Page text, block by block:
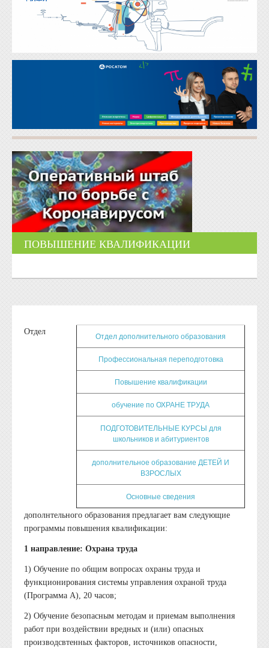
ПОВЫШЕНИЕ КВАЛИФИКАЦИИ
Отдел дополнительного образования
Профессиональная переподготовка
Повышение квалификации
обучение по ОХРАНЕ ТРУДА
ПОДГОТОВИТЕЛЬНЫЕ КУРСЫ для
школьников и абитуриентов
дополнительное образование ДЕТЕЙ И
ВЗРОСЛЫХ
Основные сведения
Отдел
дополнтельного образования предлагает вам следующие
программы повышения квалификации:
1 направление: Охрана труда
1) Обучение по общим вопросах охраны труда и
функционирования системы управления охраной труда
(Программа А), 20 часов;
2) Обучение безопасным методам и приемам выполнения
работ при воздействии вредных и (или) опасных
производсвтенных факторов, источников опасности,